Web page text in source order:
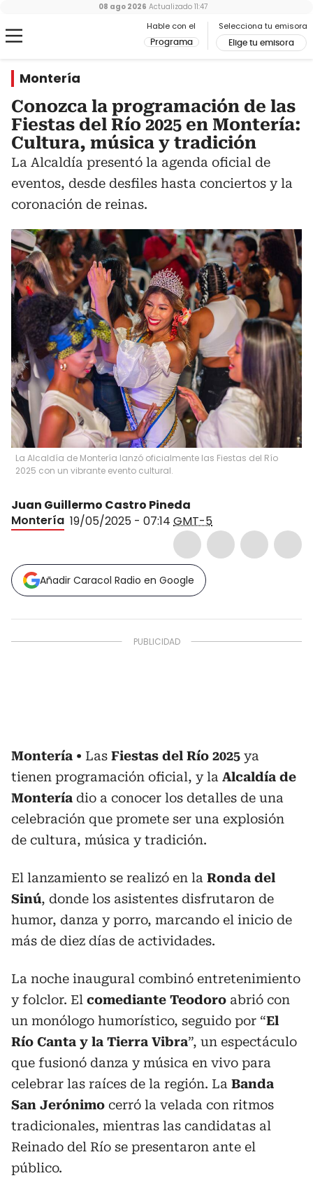
Hable con el
Programa
Selecciona tu emisora
Elige tu emisora
08 ago 2026 Actualizado 11:47
Montería
Conozca la programación de las
Fiestas del Río 2025 en Montería:
Cultura, música y tradición
La Alcaldía presentó la agenda oficial de
eventos, desde desfiles hasta conciertos y la
coronación de reinas.
La Alcaldía de Montería lanzó oficialmente las Fiestas del Río
2025 con un vibrante evento cultural.
Juan Guillermo Castro Pineda
Montería 19/05/2025 - 07:14 GMT-5
Añadir Caracol Radio en Google
Montería Las Fiestas del Río 2025 ya
tienen programación oficial, y la Alcaldía de
Montería dio a conocer los detalles de una
celebración que promete ser una explosión
de cultura, música y tradición.
El lanzamiento se realizó en la Ronda del
Sinú, donde los asistentes disfrutaron de
humor, danza y porro, marcando el inicio de
más de diez días de actividades.
La noche inaugural combinó entretenimiento
y folclor. El comediante Teodoro abrió con
un monólogo humorístico, seguido por “El
Río Canta y la Tierra Vibra”, un espectáculo
que fusionó danza y música en vivo para
celebrar las raíces de la región. La Banda
San Jerónimo cerró la velada con ritmos
tradicionales, mientras las candidatas al
Reinado del Río se presentaron ante el
público.